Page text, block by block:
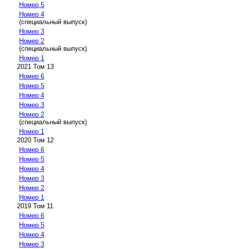
Номер 5
Номер 4
(специальный выпуск)
Номер 3
Номер 2
(специальный выпуск)
Номер 1
2021 Том 13
Номер 6
Номер 5
Номер 4
Номер 3
Номер 2
(специальный выпуск)
Номер 1
2020 Том 12
Номер 6
Номер 5
Номер 4
Номер 3
Номер 2
Номер 1
2019 Том 11
Номер 6
Номер 5
Номер 4
Номер 3